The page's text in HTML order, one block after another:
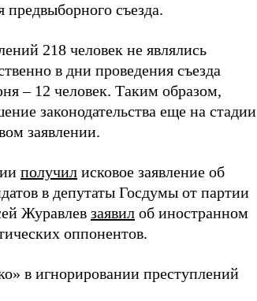
съезда.
218 человек не являлись
в дни проведения съезда
– 12 человек. Таким образом,
законодательства еще на стадии
заявлении.
получил исковое заявление об
в депутаты Госдумы от партии
Журавлев заявил об иностранном
оппонентов.
в игнорировании преступлений